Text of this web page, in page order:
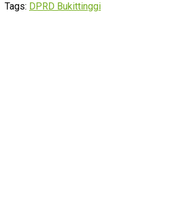
Tags: DPRD Bukittinggi